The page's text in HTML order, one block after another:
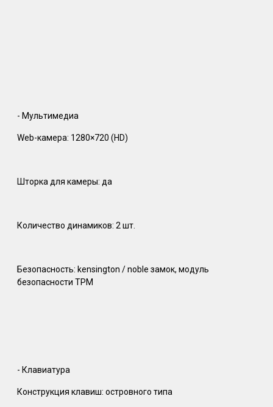
- Мультимедиа
Web-камера: 1280×720 (HD)
Шторка для камеры: да
Количество динамиков: 2 шт.
Безопасность: kensington / noble замок, модуль
безопасности TPM
- Клавиатура
Конструкция клавиш: островного типа